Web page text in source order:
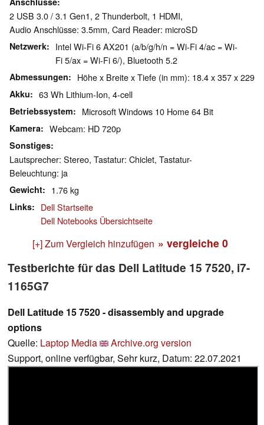
2 USB 3.0 / 3.1 Gen1, 2 Thunderbolt, 1 HDMI,
Audio Anschlüsse: 3.5mm, Card Reader: microSD
Netzwerk
Intel Wi-Fi 6 AX201 (a/b/g/h/n = Wi-Fi 4/ac = Wi-
Fi 5/ax = Wi-Fi 6/), Bluetooth 5.2
Abmessungen Höhe x Breite x Tiefe (in mm): 18.4 x 357 x 229
Akku 63 Wh Lithium-Ion, 4-cell
Betriebssystem Microsoft Windows 10 Home 64 Bit
Kamera Webcam: HD 720p
Sonstiges
Lautsprecher: Stereo, Tastatur: Chiclet, Tastatur-
Beleuchtung: ja
Gewicht 1.76 kg
Links
Dell Startseite
Dell Notebooks Übersichtseite
[+] Zum Vergleich hinzufügen » vergleiche 0
Testberichte für das Dell Latitude 15 7520, i7-
1165G7
Dell Latitude 15 7520 - disassembly and upgrade
options
Quelle: Laptop Media
Archive.org version
Support, online verfügbar, Sehr kurz, Datum: 22.07.2021